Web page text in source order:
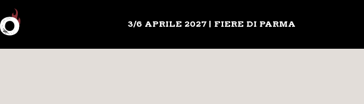
3/6 APRILE 2027 | FIERE DI PARMA